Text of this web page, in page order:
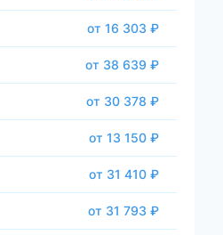
от 16 303 ₽
от 38 639 ₽
от 30 378 ₽
от 13 150 ₽
от 31 410 ₽
от 31 793 ₽